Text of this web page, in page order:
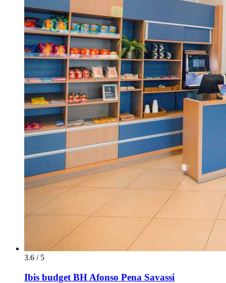
3.6 / 5
Ibis budget BH Afonso Pena Savassi